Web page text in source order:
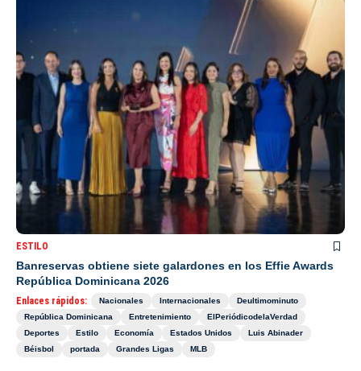
ESTILO
Banreservas obtiene siete galardones en los Effie Awards
República Dominicana 2026
Enlaces rápidos: Nacionales Internacionales
Deultimominuto
República Dominicana
Entretenimiento
ElPeriódicodelaVerdad
Deportes
Estilo Economía Estados Unidos
Luis Abinader
Béisbol
portada Grandes Ligas MLB